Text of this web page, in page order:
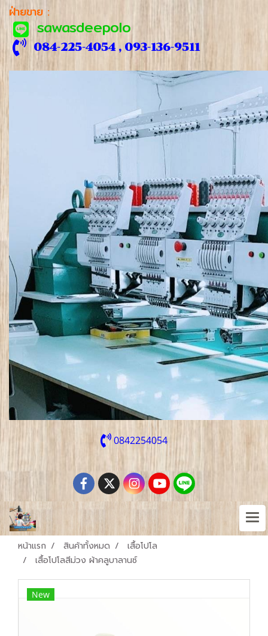
ฝ่ายขาย :
sawasdeepolo
084-225-4054 , 093-136-9511
0842254054
หน้าแรก สินค้าทั้งหมด
เสื้อโปโล
เสื้อโปโลสีม่วง ผ้าคลูบาลานซ์
New